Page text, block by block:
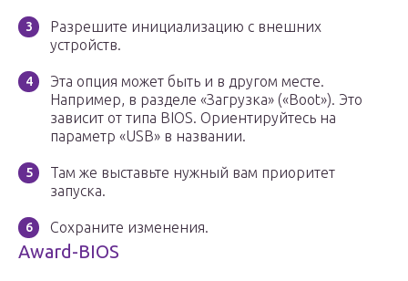
Разрешите инициализацию с внешних
устройств.
Эта опция может быть и в другом месте.
Например, в разделе «Загрузка» («Boot»). Это
зависит от типа BIOS. Ориентируйтесь на
параметр «USB» в названии.
Там же выставьте нужный вам приоритет
запуска.
Сохраните изменения.
Award-BIOS